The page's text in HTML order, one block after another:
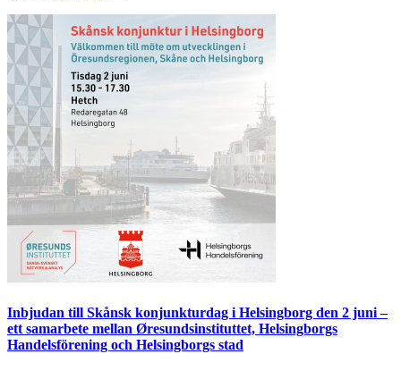
Inbjudan till Skånsk konjunkturdag i Helsingborg den 2 juni –
ett samarbete mellan Øresundsinstituttet, Helsingborgs
Handelsförening och Helsingborgs stad